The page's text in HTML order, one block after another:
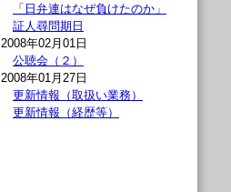
「日弁連はなぜ負けたのか」
証人尋問期日
2008年02月01日
公聴会（２）
2008年01月27日
更新情報（取扱い業務）
更新情報（経歴等）